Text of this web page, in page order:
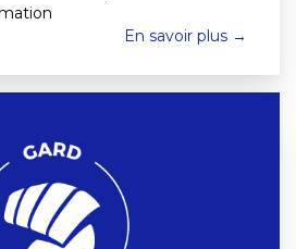
En savoir plus →